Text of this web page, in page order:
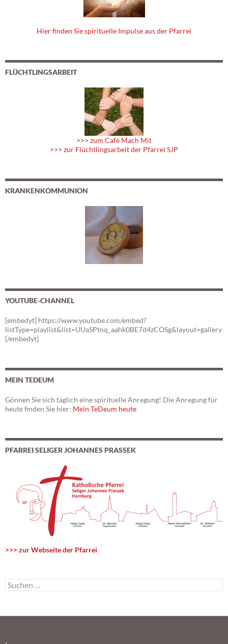
Hier finden Sie spirituelle Impulse aus der Pfarrei
FLÜCHTLINGSARBEIT
>>> zum Café Mach Mit
>>> zur Flüchtlingsarbeit der Pfarrei SJP
KRANKENKOMMUNION
YOUTUBE-CHANNEL
[embedyt] https://www.youtube.com/embed?
listType=playlist&list=UUaSPtnq_aahk0BE7d4zCOSg&layout=gallery
[/embedyt]
MEIN TEDEUM
Gönnen Sie sich täglich eine spirituelle Anregung! Die Anregung für
heute finden Sie hier: Mein TeDeum heute
PFARREI SELIGER JOHANNES PRASSEK
>>> zur Webseite der Pfarrei
S
u